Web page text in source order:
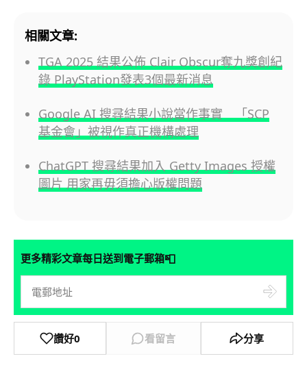
相關文章:
TGA 2025 結果公佈 Clair Obscur奪九獎創紀
錄 PlayStation發表3個最新消息
Google AI 搜尋結果小說當作事實 「SCP
基金會」被視作真正機構處理
ChatGPT 搜尋結果加入 Getty Images 授權
圖片 用家再毋須擔心版權問題
更多精彩文章每日送到電子郵箱📮
讚好0 看留言 分享